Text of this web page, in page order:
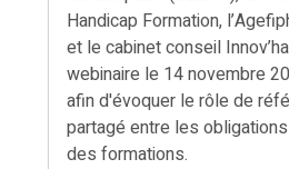
Handicap Formation,
et le cabinet conseil
webinaire le 14 novembre
afin d'évoquer le rôle de
partagé entre les
des formations.